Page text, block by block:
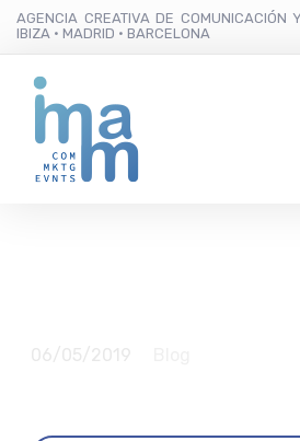
AGENCIA CREATIVA DE
IBIZA · MADRID · BARCELONA